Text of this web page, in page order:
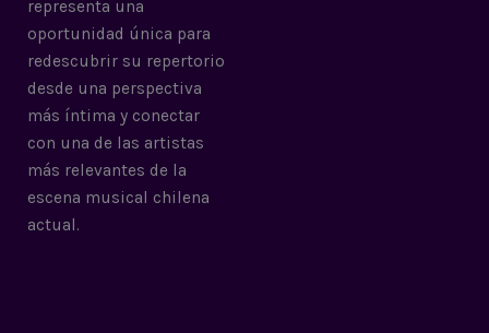
representa una
oportunidad única para
redescubrir su repertorio
desde una perspectiva
más íntima y conectar
con una de las artistas
más relevantes de la
escena musical chilena
actual.